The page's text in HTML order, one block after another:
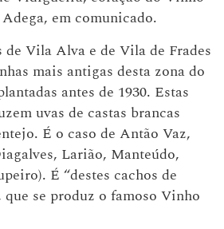
em comunicado.
de Vila Alva e de Vila de Frades
mais antigas desta zona do
antes de 1930. Estas
uvas de castas brancas
É o caso de Antão Vaz,
Larião, Manteúdo,
É “destes cachos de
se produz o famoso Vinho